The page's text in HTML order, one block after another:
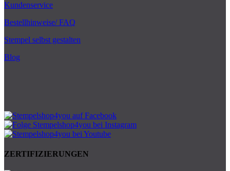
Kundenservice
Bestellhinweise/ FAQ
Stempel selbst gestalten
Blog
ZERTIFIZIERUNGEN